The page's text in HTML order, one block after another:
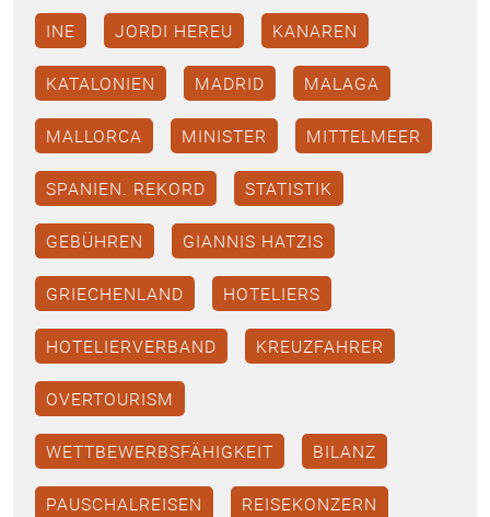
INE JORDI HEREU KANAREN
KATALONIEN MADRID MALAGA
MALLORCA MINISTER MITTELMEER
SPANIEN. REKORD STATISTIK
GEBÜHREN GIANNIS HATZIS
GRIECHENLAND HOTELIERS
HOTELIERVERBAND KREUZFAHRER
OVERTOURISM
WETTBEWERBSFÄHIGKEIT BILANZ
PAUSCHALREISEN REISEKONZERN